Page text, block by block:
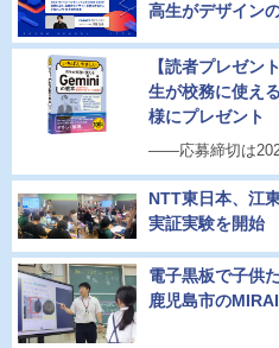
高生がデザイン
【読者プレゼン
生が校務に使え
様にプレゼント
――応募締切は
NTT東日本、江
実証実験を開始
電子黒板で子供
鹿児島市の